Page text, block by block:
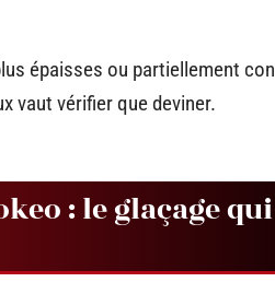
épaisses ou partiellement
vaut vérifier que deviner.
: le glaçage